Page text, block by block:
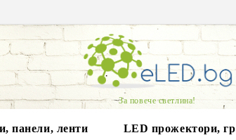
За повече светлина!
панели, ленти LED прожектори,